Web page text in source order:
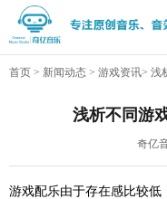
首页 > 新闻动态 > 游戏资讯> 浅
浅析不同游
奇亿
游戏配乐由于存在感比较低